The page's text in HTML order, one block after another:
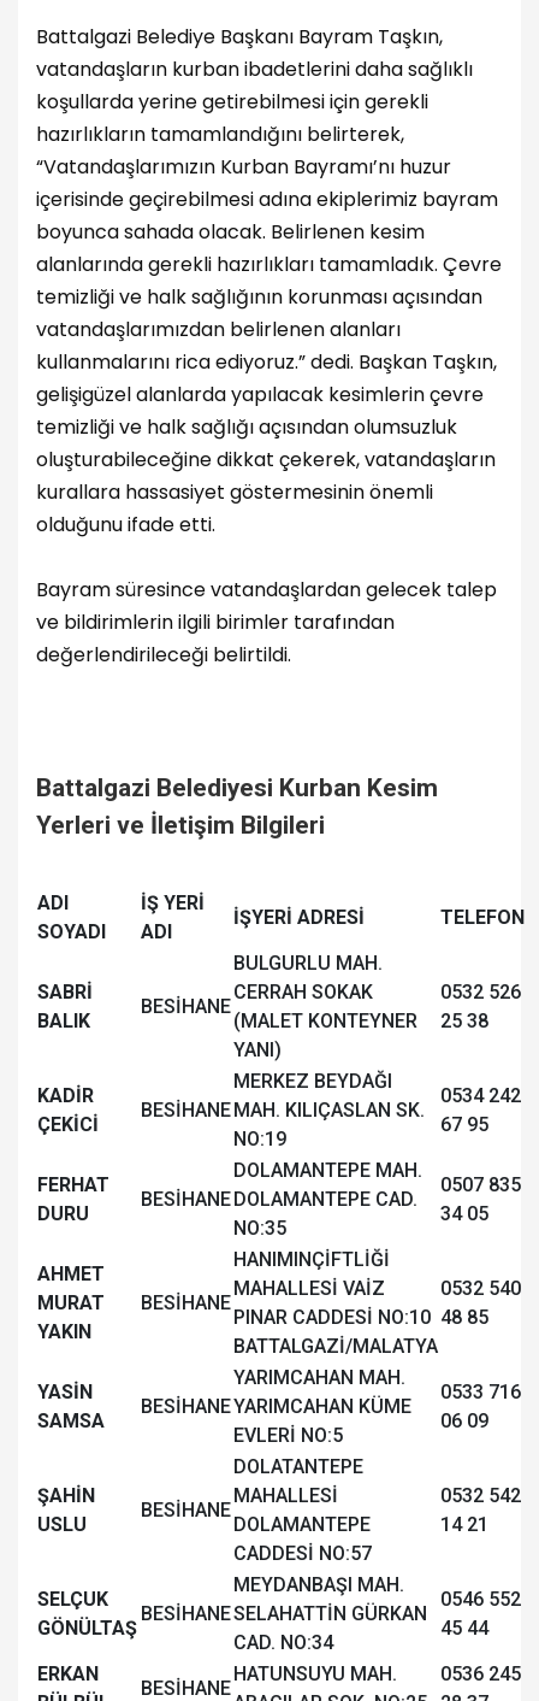
Battalgazi Belediye Başkanı Bayram Taşkın,
vatandaşların kurban ibadetlerini daha sağlıklı
koşullarda yerine getirebilmesi için gerekli
hazırlıkların tamamlandığını belirterek,
“Vatandaşlarımızın Kurban Bayramı’nı huzur
içerisinde geçirebilmesi adına ekiplerimiz bayram
boyunca sahada olacak. Belirlenen kesim
alanlarında gerekli hazırlıkları tamamladık. Çevre
temizliği ve halk sağlığının korunması açısından
vatandaşlarımızdan belirlenen alanları
kullanmalarını rica ediyoruz.” dedi. Başkan Taşkın,
gelişigüzel alanlarda yapılacak kesimlerin çevre
temizliği ve halk sağlığı açısından olumsuzluk
oluşturabileceğine dikkat çekerek, vatandaşların
kurallara hassasiyet göstermesinin önemli
olduğunu ifade etti.
Bayram süresince vatandaşlardan gelecek talep
ve bildirimlerin ilgili birimler tarafından
değerlendirileceği belirtildi.
Battalgazi Belediyesi Kurban Kesim
Yerleri ve İletişim Bilgileri
ADI
SOYADI
İŞ YERİ
ADI
İŞYERİ ADRESİ TELEFON
SABRİ
BALIK
BESİHANE
BULGURLU MAH.
CERRAH SOKAK
(MALET KONTEYNER
YANI)
0532 526
25 38
KADİR
ÇEKİCİ
BESİHANE
MERKEZ BEYDAĞI
MAH. KILIÇASLAN SK.
NO:19
0534 242
67 95
FERHAT
DURU
BESİHANE
DOLAMANTEPE MAH.
DOLAMANTEPE CAD.
NO:35
0507 835
34 05
AHMET
MURAT
YAKIN
BESİHANE
HANIMINÇİFTLİĞİ
MAHALLESİ VAİZ
PINAR CADDESİ NO:10
BATTALGAZİ/MALATYA
0532 540
48 85
YASİN
SAMSA
BESİHANE
YARIMCAHAN MAH.
YARIMCAHAN KÜME
EVLERİ NO:5
0533 716
06 09
ŞAHİN
USLU
BESİHANE
DOLATANTEPE
MAHALLESİ
DOLAMANTEPE
CADDESİ NO:57
0532 542
14 21
SELÇUK
GÖNÜLTAŞ
BESİHANE
MEYDANBAŞI MAH.
SELAHATTİN GÜRKAN
CAD. NO:34
0546 552
45 44
ERKAN
BESİHANE
HATUNSUYU MAH.
0536 245